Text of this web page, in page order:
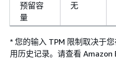
预留容
量
无
* 您的输入 TPM 限制取决于
用历史记录。请查看 Amazon